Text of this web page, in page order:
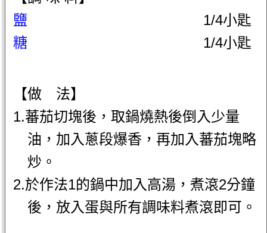
鹽
1/4小匙
糖
1/4小匙
【做 法】
1.蕃茄切塊後，取鍋燒熱後倒入少量
油，加入蔥段爆香，再加入蕃茄塊略
炒。
2.於作法1的鍋中加入高湯，煮滾2分鐘
後，放入蛋與所有調味料煮滾即可。